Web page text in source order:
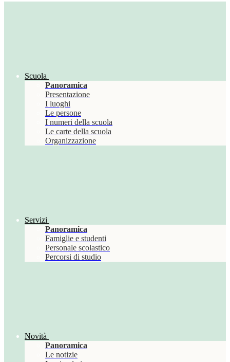
Scuola
Panoramica
Presentazione
I luoghi
Le persone
I numeri della scuola
Le carte della scuola
Organizzazione
Servizi
Panoramica
Famiglie e studenti
Personale scolastico
Percorsi di studio
Novità
Panoramica
Le notizie